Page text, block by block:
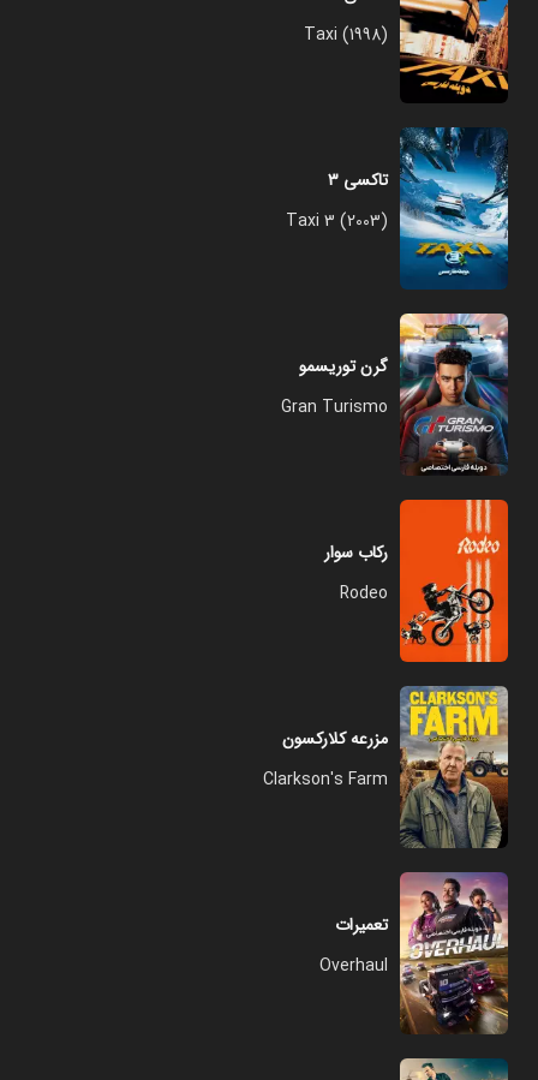
Taxi (1998)
تاکسی ۳
Taxi 3 (2003)
گرن توریسمو
Gran Turismo
رکاب سوار
Rodeo
مزرعه کلارکسون
Clarkson's Farm
تعمیرات
Overhaul